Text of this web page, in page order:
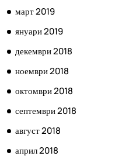
март 2019
януари 2019
декември 2018
ноември 2018
октомври 2018
септември 2018
август 2018
април 2018